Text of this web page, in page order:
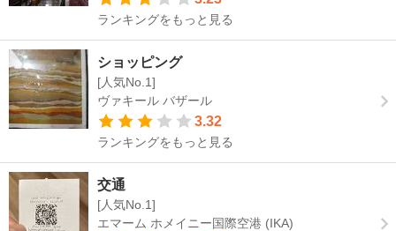
ランキングをもっと見る
ショッピング
[人気No.1]
ヴァキール バザール
3.32
ランキングをもっと見る
交通
[人気No.1]
エマーム ホメイニー国際空港 (IKA)